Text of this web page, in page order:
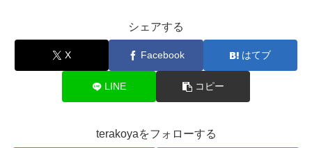
シェアする
X Facebook はてブ
LINE コピー
terakoyaをフォローする